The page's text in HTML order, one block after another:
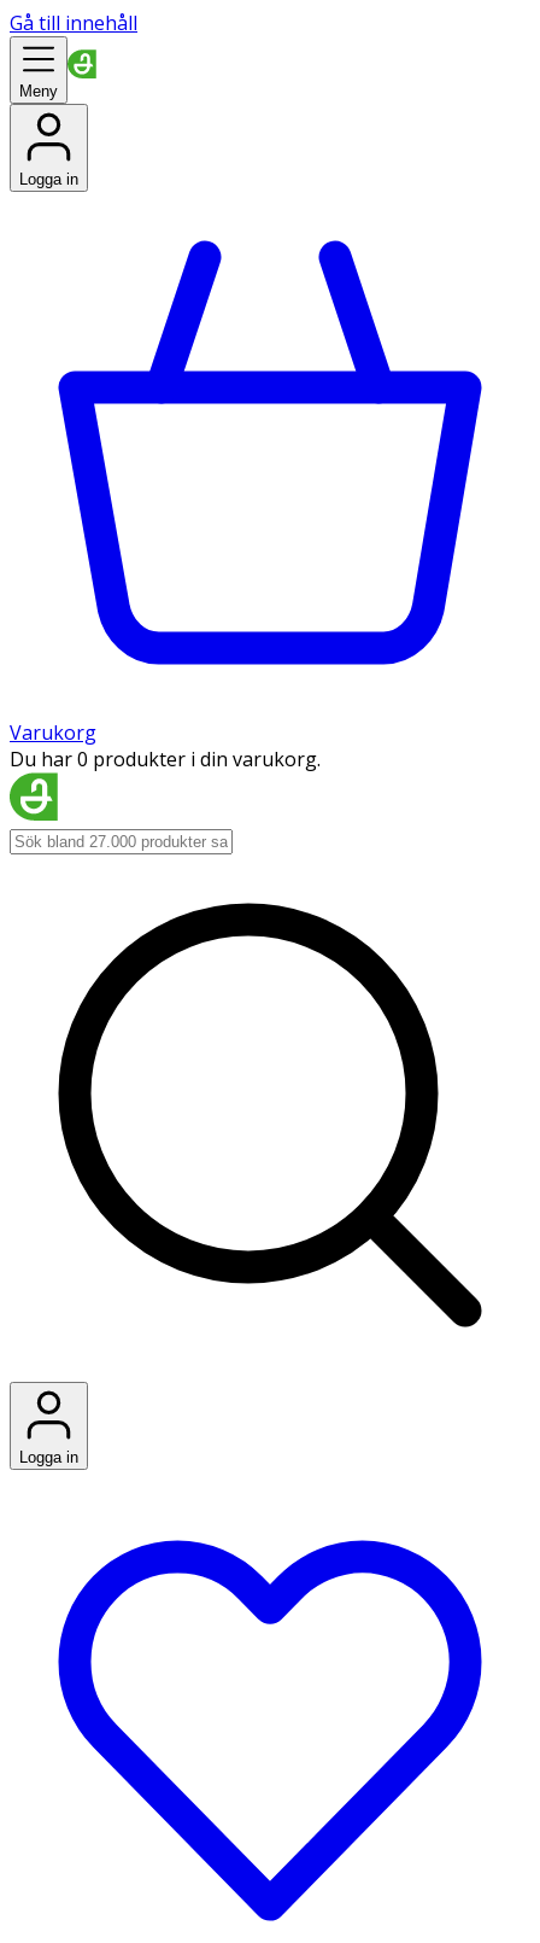
Gå till innehåll
Meny
Logga in
Varukorg
Du har 0 produkter i din varukorg.
Logga in